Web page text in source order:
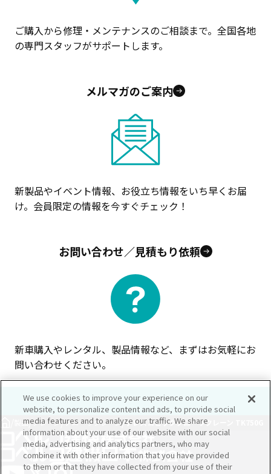
ご購入から修理・メンテナンスのご相談まで。全国各地
の専門スタッフがサポートします。
メルマガのご案内
新製品やイベント情報、お役立ち情報をいち早くお届
け。会員限定の情報を今すぐチェック！
お問い合わせ／見積もり依頼
新車購入やレンタル、製品情報など、まずはお気軽にお
問い合わせください。
製品/クレーン/クローラクレーン/テレスコピッククローラクレーン TK750G
We use cookies to improve your experience on our
website, to personalize content and ads, to provide social
media features and to analyze our traffic. We share
information about your use of our website with our social
media, advertising and analytics partners, who may
combine it with other information that you have provided
to them or that they have collected from your use of their